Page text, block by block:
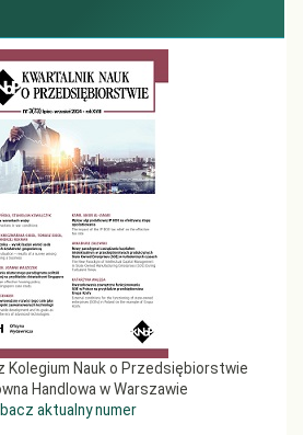
Kolegium Nauk o Przedsiębiorstwie
Handlowa w Warszawie
aktualny numer